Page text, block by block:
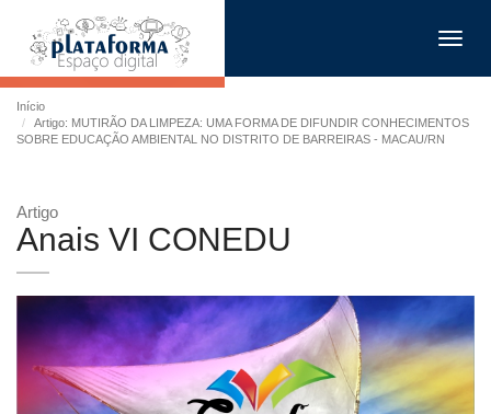
Início
Artigo: MUTIRÃO DA LIMPEZA: UMA FORMA DE DIFUNDIR CONHECIMENTOS
SOBRE EDUCAÇÃO AMBIENTAL NO DISTRITO DE BARREIRAS - MACAU/RN
Artigo
Anais VI CONEDU